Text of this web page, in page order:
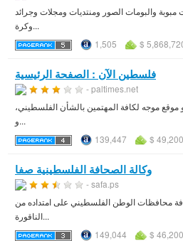
والبومات الصور ومنتديات ومجلات وجرائد
وكرة...
1,505
$
فلسطين الآن : الصفحة الرئيسية
- paltimes.net
موجه لكافة المهتمين بالشأن الفلسطيني،
و...
139,447
$
وكالة الصحافة الفلسطينية صفا
- safa.ps
محافظات الوطن الفلسطيني على امتداده من
الناقورة...
149,044
$